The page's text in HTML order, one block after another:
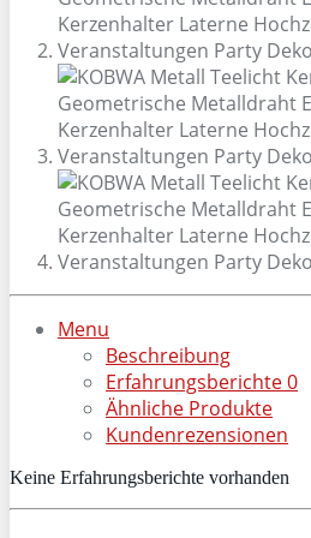
Menu
Beschreibung
Erfahrungsberichte0
Ähnliche Produkte
Kundenrezensionen
Keine Erfahrungsberichte vorhanden